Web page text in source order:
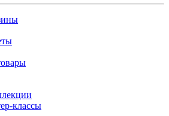
классы